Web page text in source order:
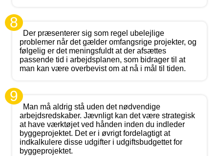
8
Der præsenterer sig som regel ubelejlige
problemer når det gælder omfangsrige projekter, og
følgelig er det meningsfuldt at der afsættes
passende tid i arbejdsplanen, som bidrager til at
man kan være overbevist om at nå i mål til tiden.
9
Man må aldrig stå uden det nødvendige
arbejdsredskaber. Jævnligt kan det være strategisk
at have værktøjet ved hånden inden du indleder
byggeprojektet. Det er i øvrigt fordelagtigt at
indkalkulere disse udgifter i udgiftsbudgettet for
byggeprojektet.